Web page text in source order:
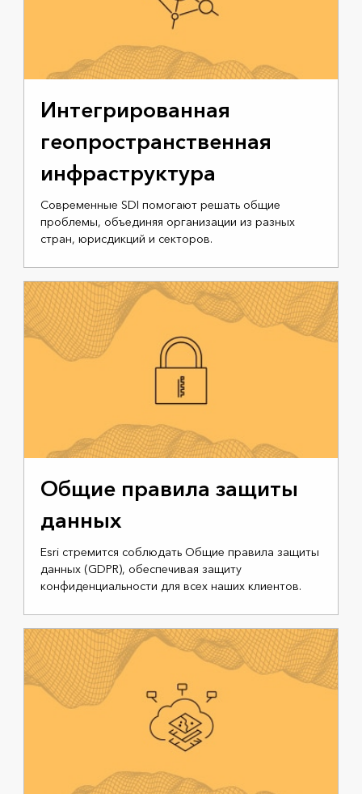
Интегрированная
геопространственная
инфраструктура
Современные SDI помогают решать общие
проблемы, объединяя организации из разных
стран, юрисдикций и секторов.
Общие правила защиты
данных
Esri стремится соблюдать Общие правила защиты
данных (GDPR), обеспечивая защиту
конфиденциальности для всех наших клиентов.